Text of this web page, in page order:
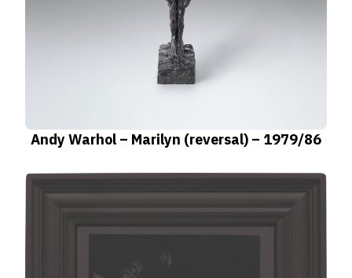
Andy Warhol – Marilyn (reversal) – 1979/86